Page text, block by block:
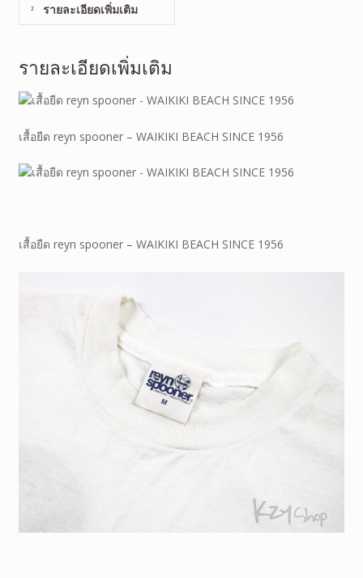
รายละเอียดเพิ่มเติม
รายละเอียดเพิ่มเติม
เสื้อยืด reyn spooner – WAIKIKI BEACH SINCE 1956
เสื้อยืด reyn spooner – WAIKIKI BEACH SINCE 1956